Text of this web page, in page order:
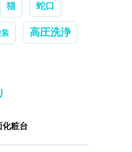
猫 蛇口
高圧洗浄
化粧台